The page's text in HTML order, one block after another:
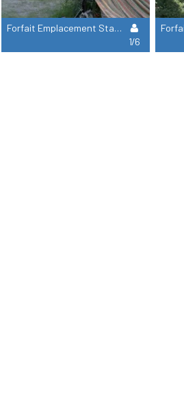
Forfait Emplacement Standard, Personnes Et Électricité En Supplément
1/6